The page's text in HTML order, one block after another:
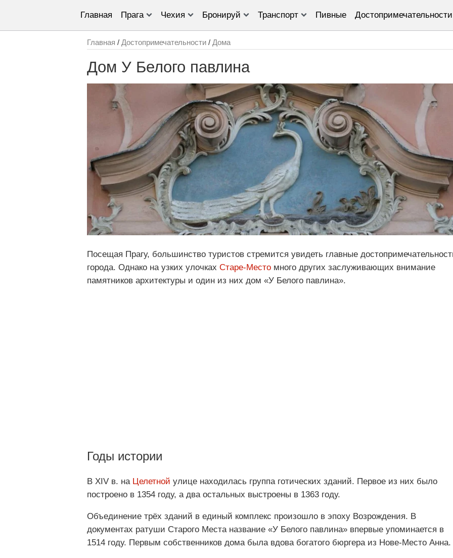
Главная Прага Чехия Бронируй Транспорт Пивные Достопримечательности
Главная / Достопримечательности / Дома
Дом У Белого павлина
Посещая Прагу, большинство туристов стремится увидеть главные
города. Однако на узких улочках Старе-Место много других заслуживающих внимание
памятников архитектуры и один из них дом «У Белого павлина».
Годы истории
В XIV в. на Целетной улице находилась группа готических зданий. Первое из них было
построено в 1354 году, а два остальных выстроены в 1363 году.
Объединение трёх зданий в единый комплекс произошло в эпоху Возрождения. В
документах ратуши Старого Места название «У Белого павлина» впервые упоминается в
1514 году. Первым собственников дома была вдова богатого бюргера из Нове-Место Анна.